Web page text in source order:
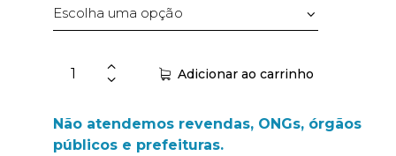
Adicionar ao carrinho
Não atendemos revendas, ONGs, órgãos
públicos e prefeituras.